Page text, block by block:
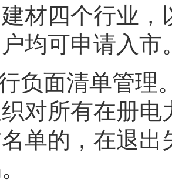
材四个行业，
均可申请入市
负面清单管理
对所有在册
单的，在退出